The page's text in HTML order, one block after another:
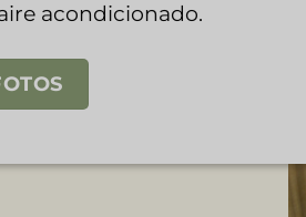
acondicionado.